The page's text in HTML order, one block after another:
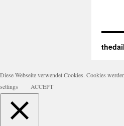
Diese Webseite verwendet Cookies. Cookies
settings
ACCEPT